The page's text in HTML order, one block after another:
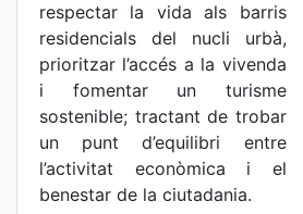
respectar la vida als barris
residencials del nucli urbà,
prioritzar l’accés a la vivenda
i fomentar un turisme
sostenible; tractant de trobar
un punt d’equilibri entre
l’activitat econòmica i el
benestar de la ciutadania.